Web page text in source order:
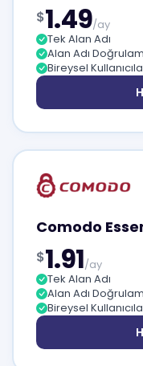
$1.49/ay
Tek Alan Adı
Alan Adı
Bireysel
Comodo
$1.91/ay
Tek Alan Adı
Alan Adı
Bireysel